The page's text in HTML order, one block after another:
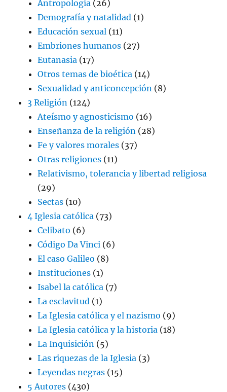
Antropología (26)
Demografía y natalidad (1)
Educación sexual (11)
Embriones humanos (27)
Eutanasia (17)
Otros temas de bioética (14)
Sexualidad y anticoncepción (8)
3 Religión (124)
Ateísmo y agnosticismo (16)
Enseñanza de la religión (28)
Fe y valores morales (37)
Otras religiones (11)
Relativismo, tolerancia y libertad religiosa
(29)
Sectas (10)
4 Iglesia católica (73)
Celibato (6)
Código Da Vinci (6)
El caso Galileo (8)
Instituciones (1)
Isabel la católica (7)
La esclavitud (1)
La Iglesia católica y el nazismo (9)
La Iglesia católica y la historia (18)
La Inquisición (5)
Las riquezas de la Iglesia (3)
Leyendas negras (15)
5 Autores (430)